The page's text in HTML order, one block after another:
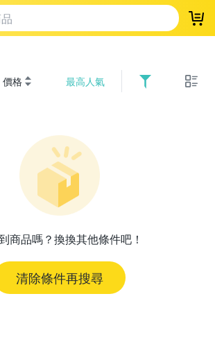
登
價格 最高人氣
商品嗎？換換其他條件吧！
清除條件再搜尋